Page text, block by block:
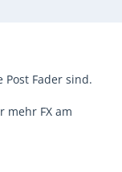
Post Fader sind.
mehr FX am